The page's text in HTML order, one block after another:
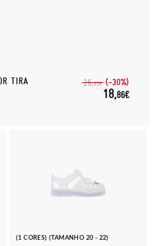
TIRA
26,95€ (-30%)
18,86€
(1 CORES) (TAMANHO 20 - 22)